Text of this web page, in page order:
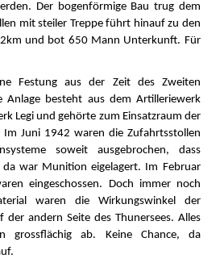
Der bogenförmige Bau trug dem
mit steiler Treppe führt hinauf zu den
2km und bot 650 Mann Unterkunft. Für
Festung aus der Zeit des Zweiten
Anlage besteht aus dem Artilleriewerk
Legi und gehörte zum Einsatzraum der
Juni 1942 waren die Zufahrtsstollen
soweit ausgebrochen, dass
war Munition eigelagert. Im Februar
eingeschossen. Doch immer noch
waren die Wirkungswinkel der
der andern Seite des Thunersees. Alles
grossflächig ab. Keine Chance, da